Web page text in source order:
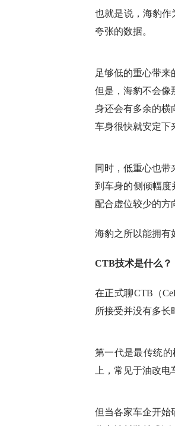
也就是说，海豹作
夸张的数据。
足够低的重心带来
但是，海豹不会像
身还会有多余的横
车身很快就安定下
同时，低重心也
到车身的侧倾幅度
配合虚位较少的方
海豹之所以能拥
CTB技术是什么？
在正式聊CTB（
所接受并没有多长
第一代是最传统
上，常见于油改电
但当各家车企开始